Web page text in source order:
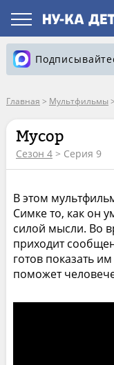
Главная > Мультфильмы >
Мусор
Сезон 4> Серия 9
В этом
Симке то, как он
силой мысли. Во
приходит
готов показать
поможет